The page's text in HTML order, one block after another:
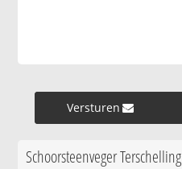
Versturen »
Schoorsteenveger Terschelling